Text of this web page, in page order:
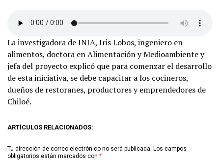
La investigadora de INIA, Iris Lobos, ingeniero en
alimentos, doctora en Alimentación y Medioambiente y
jefa del proyecto explicó que para comenzar el desarrollo
de esta iniciativa, se debe capacitar a los cocineros,
dueños de restoranes, productores y emprendedores de
Chiloé.
ARTÍCULOS RELACIONADOS:
Tu dirección de correo electrónico no será publicada. Los campos
obligatorios están marcados con *